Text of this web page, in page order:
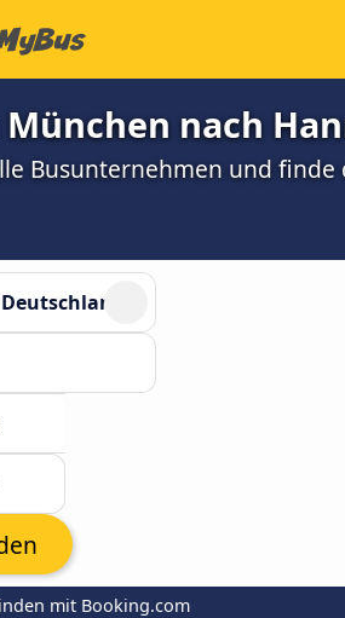
nach
Busunternehmen und finde
mit Booking.com